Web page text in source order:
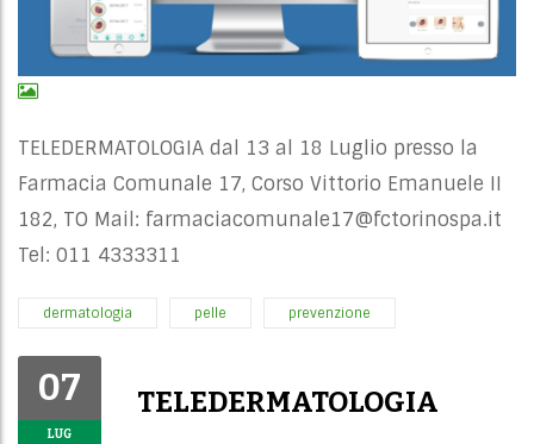
TELEDERMATOLOGIA dal 13 al 18 Luglio presso la
Farmacia Comunale 17, Corso Vittorio Emanuele II
182, TO Mail: farmaciacomunale17@fctorinospa.it
Tel: 011 4333311
dermatologia pelle prevenzione
07
LUG
TELEDERMATOLOGIA